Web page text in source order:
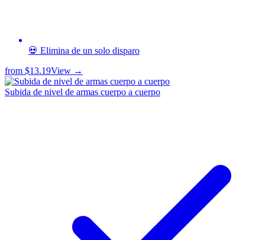
💀 Elimina de un solo disparo
from $13.19View →
Subida de nivel de armas cuerpo a cuerpo